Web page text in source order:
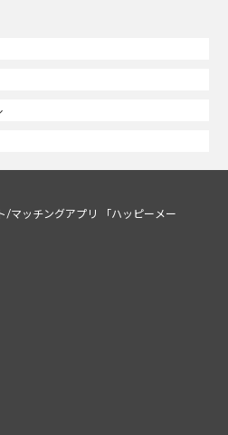
/マッチングアプリ 「ハッピーメー